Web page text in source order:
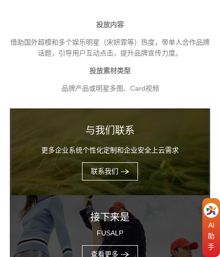
投放内容
借助国外超模和多个娱乐明星（宋妍霏等）热度，带单人合作品牌
话题，引导用户互动点击，提升品牌宣传力度。
投放素材类型
品牌产品或明星多图、Card视频
与我们联系
更多企业系统个性化定制和企业安全上云需求
联系我们
接下来是
FUSALP
查看更多
AI
助
手